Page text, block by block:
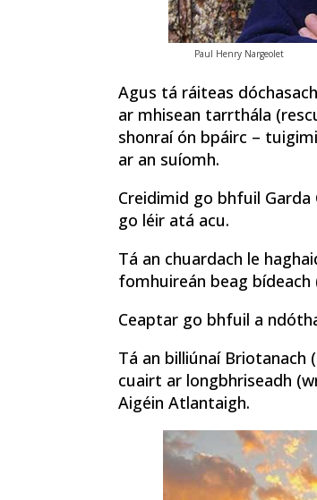
Paul Henry Nargeolet
Agus tá ráiteas
ar mhisean tarrthála
shonraí ón bpáirc –
ar an suíomh.
Creidimid go bhfuil Garda
go léir atá acu.
Tá an chuardach le
fomhuireán beag
Ceaptar go bhfuil a
Tá an billiúnaí Briotanach
cuairt ar longbhriseadh
Aigéin Atlantaigh.